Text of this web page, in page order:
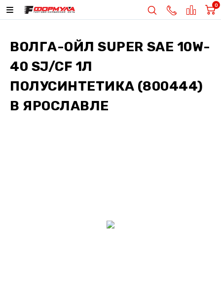
0
ВОЛГА-ОЙЛ SUPER SAE 10W-
40 SJ/CF 1Л
ПОЛУСИНТЕТИКА (800444)
В ЯРОСЛАВЛЕ